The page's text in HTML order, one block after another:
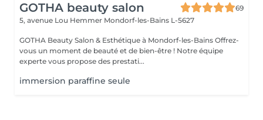
GOTHA beauty salon
69
5, avenue Lou Hemmer Mondorf-les-Bains L-5627
GOTHA Beauty Salon & Esthétique à Mondorf-les-Bains Offrez-
vous un moment de beauté et de bien-être ! Notre équipe
experte vous propose des prestati...
immersion paraffine seule